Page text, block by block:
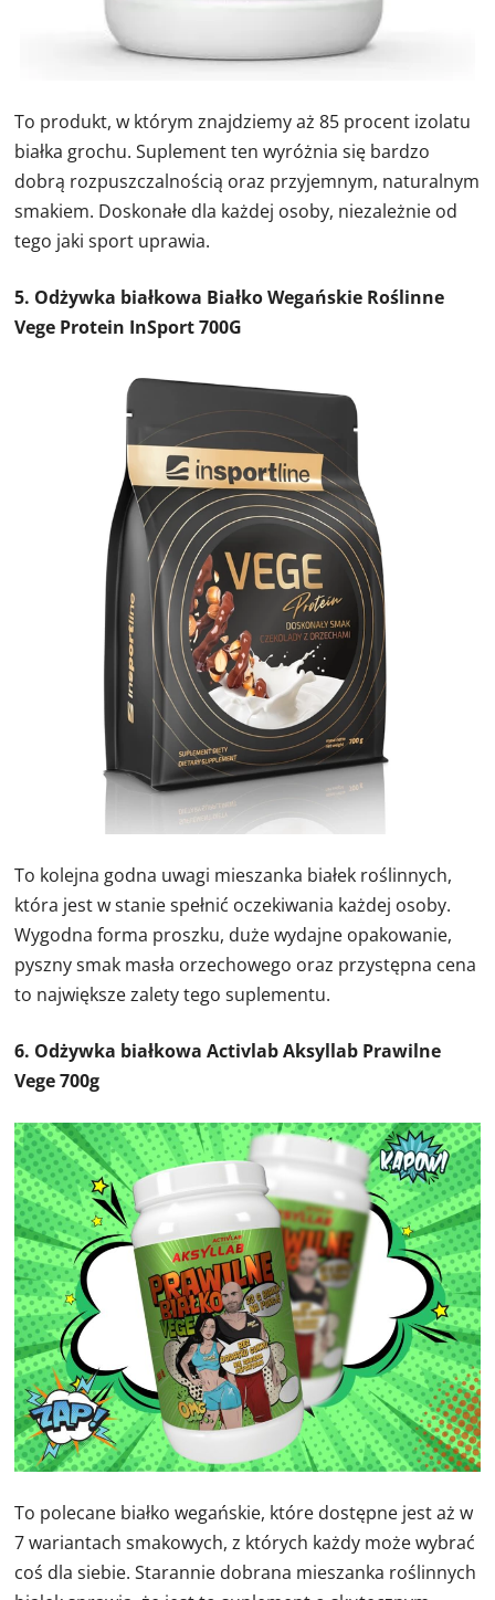
To produkt, w którym znajdziemy aż 85 procent izolatu
białka grochu. Suplement ten wyróżnia się bardzo
dobrą rozpuszczalnością oraz przyjemnym, naturalnym
smakiem. Doskonałe dla każdej osoby, niezależnie od
tego jaki sport uprawia.
5. Odżywka białkowa Białko Wegańskie Roślinne
Vege Protein InSport 700G
To kolejna godna uwagi mieszanka białek roślinnych,
która jest w stanie spełnić oczekiwania każdej osoby.
Wygodna forma proszku, duże wydajne opakowanie,
pyszny smak masła orzechowego oraz przystępna cena
to największe zalety tego suplementu.
6. Odżywka białkowa Activlab Aksyllab Prawilne
Vege 700g
To polecane białko wegańskie, które dostępne jest aż w
7 wariantach smakowych, z których każdy może wybrać
coś dla siebie. Starannie dobrana mieszanka roślinnych